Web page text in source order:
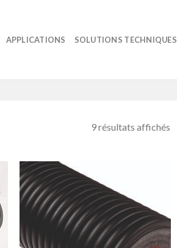
APPLICATIONS SOLUTIONS TECHNIQUES
9 résultats affichés